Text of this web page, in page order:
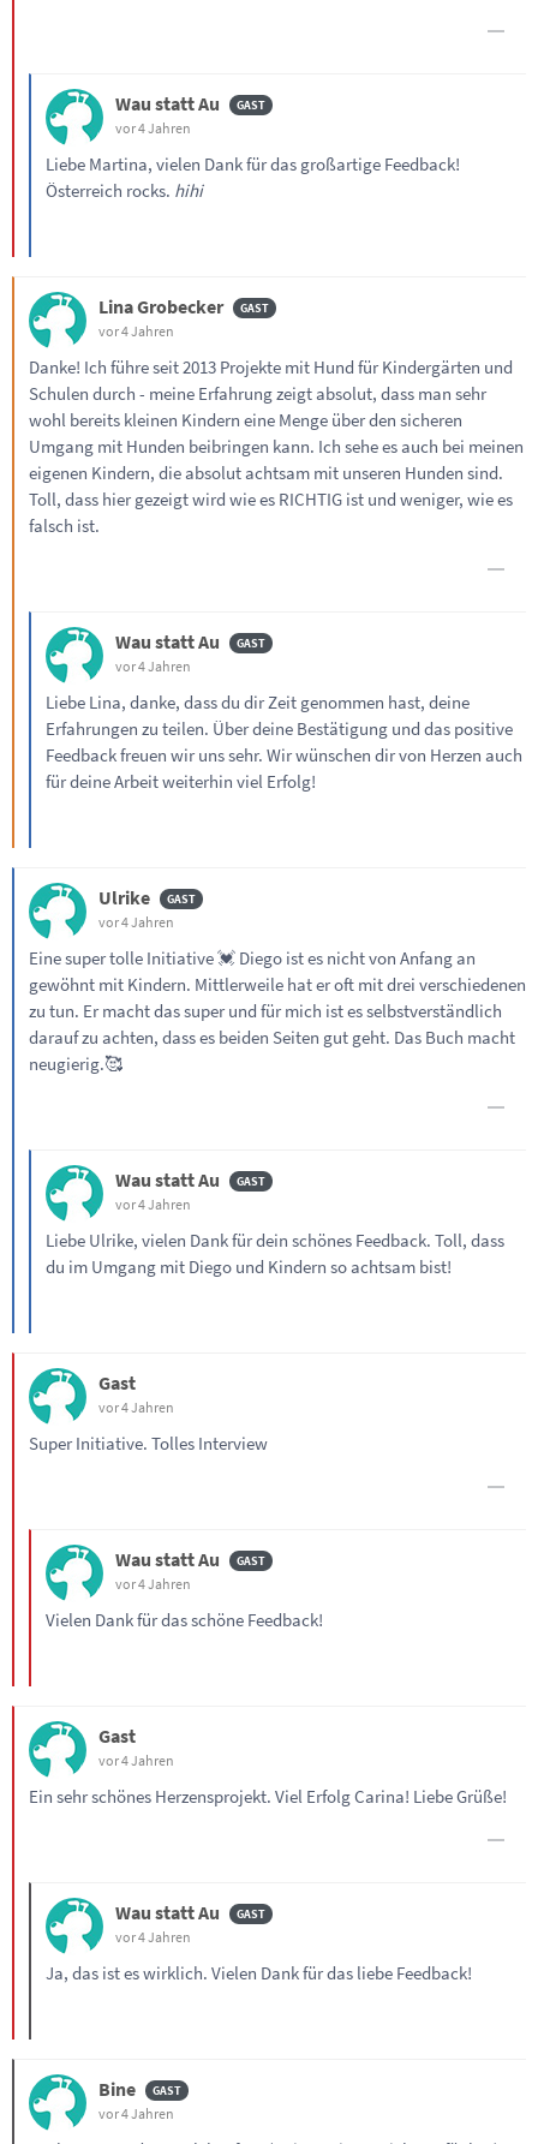
Wau statt Au
vor 4 Jahren
Liebe Martina, vielen Dank für das großartige Feedback!
Österreich rocks. hihi
Lina Grobecker
vor 4 Jahren
Danke! Ich führe seit 2013 Projekte mit Hund für Kindergärten und
Schulen durch - meine Erfahrung zeigt absolut, dass man sehr
wohl bereits kleinen Kindern eine Menge über den sicheren
Umgang mit Hunden beibringen kann. Ich sehe es auch bei meinen
eigenen Kindern, die absolut achtsam mit unseren Hunden sind.
Toll, dass hier gezeigt wird wie es RICHTIG ist und weniger, wie es
falsch ist.
Wau statt Au
vor 4 Jahren
Liebe Lina, danke, dass du dir Zeit genommen hast, deine
Erfahrungen zu teilen. Über deine Bestätigung und das positive
Feedback freuen wir uns sehr. Wir wünschen dir von Herzen auch
für deine Arbeit weiterhin viel Erfolg!
Ulrike
vor 4 Jahren
Eine super tolle Initiative 💓 Diego ist es nicht von Anfang an
gewöhnt mit Kindern. Mittlerweile hat er oft mit drei verschiedenen
zu tun. Er macht das super und für mich ist es selbstverständlich
darauf zu achten, dass es beiden Seiten gut geht. Das Buch macht
neugierig.🥰
Wau statt Au
vor 4 Jahren
Liebe Ulrike, vielen Dank für dein schönes Feedback. Toll, dass
du im Umgang mit Diego und Kindern so achtsam bist!
Gast
vor 4 Jahren
Super Initiative. Tolles Interview
Wau statt Au
vor 4 Jahren
Vielen Dank für das schöne Feedback!
Gast
vor 4 Jahren
Ein sehr schönes Herzensprojekt. Viel Erfolg Carina! Liebe Grüße!
Wau statt Au
vor 4 Jahren
Ja, das ist es wirklich. Vielen Dank für das liebe Feedback!
Bine
vor 4 Jahren